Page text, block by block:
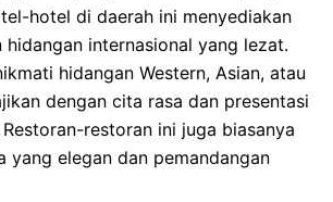
hotel di daerah ini menyediakan
hidangan internasional yang lezat.
hidangan Western, Asian, atau
dengan cita rasa dan presentasi
restoran ini juga biasanya
yang elegan dan pemandangan